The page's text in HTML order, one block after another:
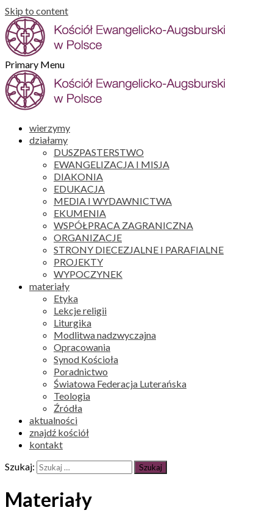
Skip to content
Primary Menu
wierzymy
działamy
DUSZPASTERSTWO
EWANGELIZACJA I MISJA
DIAKONIA
EDUKACJA
MEDIA I WYDAWNICTWA
EKUMENIA
WSPÓŁPRACA ZAGRANICZNA
ORGANIZACJE
STRONY DIECEZJALNE I PARAFIALNE
PROJEKTY
WYPOCZYNEK
materiały
Etyka
Lekcje religii
Liturgika
Modlitwa nadzwyczajna
Opracowania
Synod Kościoła
Poradnictwo
Światowa Federacja Luterańska
Teologia
Źródła
aktualności
znajdź kościół
kontakt
Szukaj:
Materiały